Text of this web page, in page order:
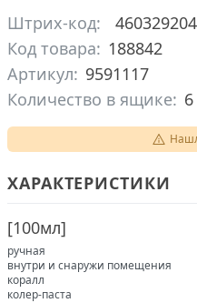
Штрих-код:
Код товара: 188842
Артикул: 9591117
Количество в ящике: 6
ХАРАКТЕРИСТИКИ
[100мл]
ручная
внутри и снаружи помещения
коралл
колер-паста